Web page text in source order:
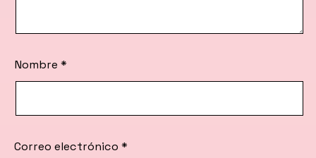
Nombre *
Correo electrónico *